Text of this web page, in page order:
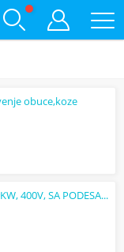
obuce,koze
KALORIFER TROFAZNI 9KW, 400V, SA PODESAVAJUCIM TERMOMETROM ZA TEMPERATURU